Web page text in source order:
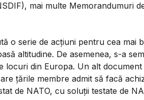
mai multe Memorandumuri
o serie de acțiuni pentru cea mai
altitudine. De asemenea, s-a
locuri din Europa. Un alt
țările membre admit să facă
de NATO, cu soluții testate de